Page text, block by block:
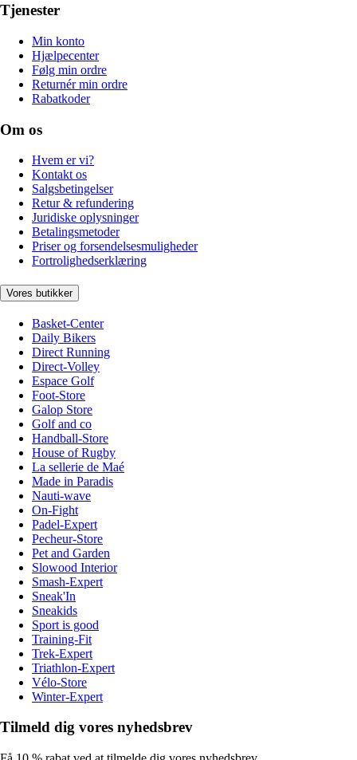
Tjenester
Min konto
Hjælpecenter
Følg min ordre
Returnér min ordre
Rabatkoder
Om os
Hvem er vi?
Kontakt os
Salgsbetingelser
Retur & refundering
Juridiske oplysninger
Betalingsmetoder
Priser og forsendelsesmuligheder
Fortrolighedserklæring
Vores butikker
Basket-Center
Daily Bikers
Direct Running
Direct-Volley
Espace Golf
Foot-Store
Galop Store
Golf and co
Handball-Store
House of Rugby
La sellerie de Maé
Made in Paradis
Nauti-wave
On-Fight
Padel-Expert
Pecheur-Store
Pet and Garden
Slowood Interior
Smash-Expert
Sneak'In
Sneakids
Sport is good
Training-Fit
Trek-Expert
Triathlon-Expert
Vélo-Store
Winter-Expert
Tilmeld dig vores nyhedsbrev